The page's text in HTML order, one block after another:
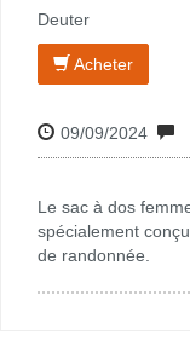
Deuter
Acheter
09/09/2024
Le sac à dos
spécialement
de randonnée.